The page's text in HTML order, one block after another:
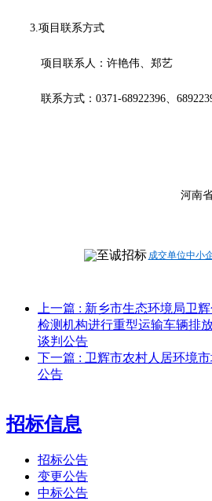
3.项目联系方式
项目联系人：许艳伟、郑艺
联系方式： 0371-68922396、
河南
成交单位中小
上一篇 : 新乡市生态环境局卫
检测机构进行重型运输车辆排
谈判公告
下一篇 : 卫辉市农村人居环境
公告
招标信息
招标公告
变更公告
中标公告